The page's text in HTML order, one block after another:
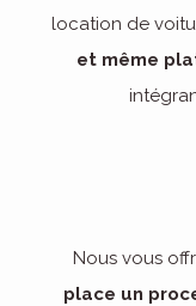
location de
et même
Nous vous
place un